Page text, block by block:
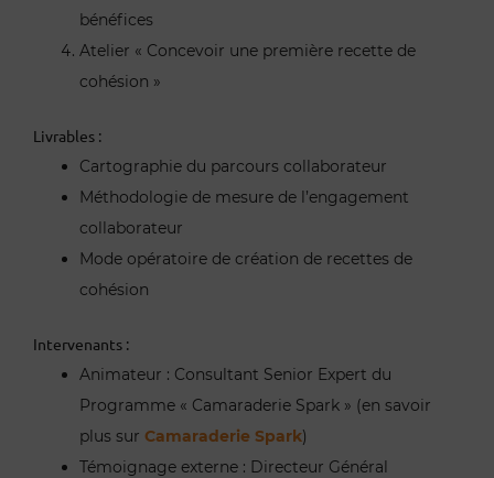
bénéfices
Atelier « Concevoir une première recette de
cohésion »
Livrables :
Cartographie du parcours collaborateur
Méthodologie de mesure de l’engagement
collaborateur
Mode opératoire de création de recettes de
cohésion
Intervenants :
Animateur : Consultant Senior Expert du
Programme « Camaraderie Spark » (en savoir
plus sur Camaraderie Spark)
Témoignage externe : Directeur Général